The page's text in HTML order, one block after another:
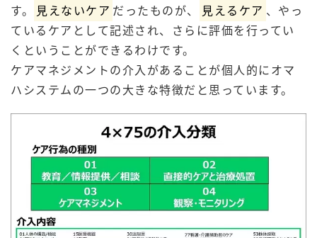
す。
見えないケア だったものが、 見えるケア 、やっ
ているケアとして記述され、さらに評価を行ってい
くということができるわけです。
ケアマネジメントの介入があることが個人的にオマ
ハシステムの一つの大きな特徴だと思っています。